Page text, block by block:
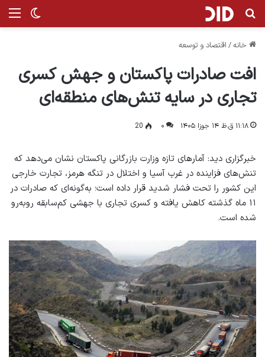
تغییر جستجو برای
خانه/ اقتصاد و توسعه
افت صادرات پاکستان و جهش کسری
تجاری در سایه تنش‌های منطقه‌ای
۱۱:۱۸ ق.ظ ۱۴ جوزا ۱۴۰۵ ۰ 20
خبرگزاری دید: آمارهای تازه وزارت بازرگانی پاکستان نشان می‌دهد که
تنش‌های فزاینده در غرب آسیا و اختلال در تنگه هرمز، تجارت خارجی
این کشور را تحت فشار شدید قرار داده است؛ به‌گونه‌ای که صادرات در
۱۱ ماه گذشته کاهش یافته و کسری تجاری با جهشی کم‌سابقه روبه‌رو
شده است.